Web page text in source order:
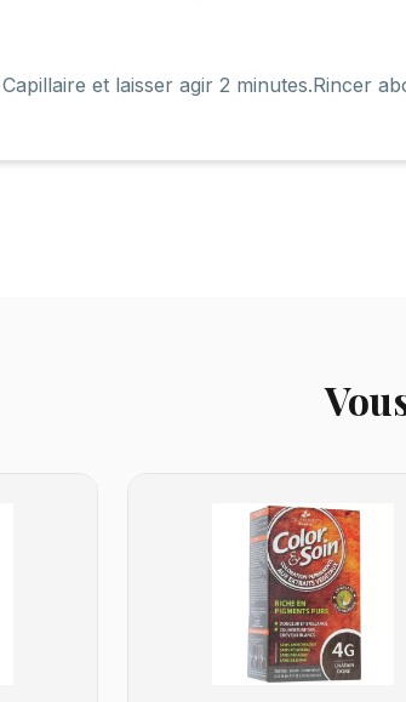
et laisser agir 2 minutes.Rincer